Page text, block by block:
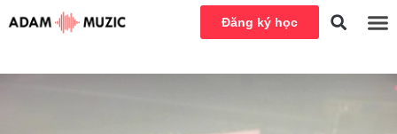
Đăng ký học